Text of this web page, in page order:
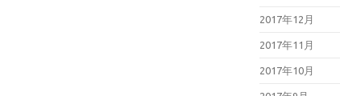
2017年12月
2017年11月
2017年10月